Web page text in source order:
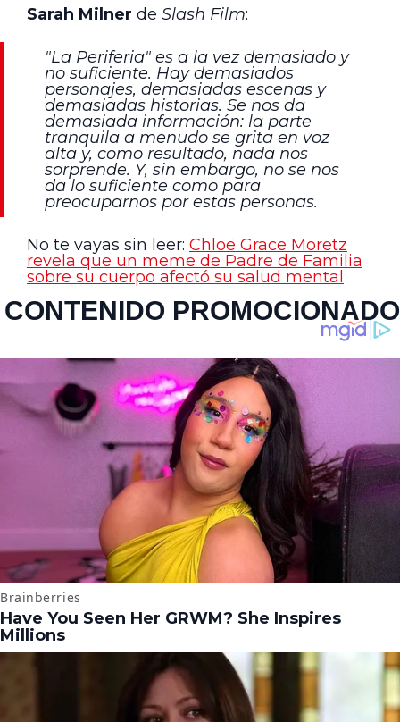
Sarah Milner de Slash Film:
"La Periferia" es a la vez demasiado y
no suficiente. Hay demasiados
personajes, demasiadas escenas y
demasiadas historias. Se nos da
demasiada información: la parte
tranquila a menudo se grita en voz
alta y, como resultado, nada nos
sorprende. Y, sin embargo, no se nos
da lo suficiente como para
preocuparnos por estas personas.
No te vayas sin leer: Chloë Grace Moretz
revela que un meme de Padre de Familia
sobre su cuerpo afectó su salud mental